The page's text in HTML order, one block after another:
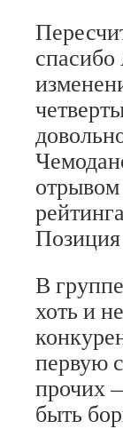
отрывом
Позиция
В
хоть и
первую
прочих
быть